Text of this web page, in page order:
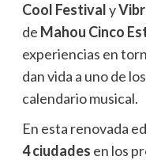
Cool Festivaly
de Mahou Cinco
experiencias en
dan vida a uno de
calendario musical.
En esta renovada
4 ciudades en los